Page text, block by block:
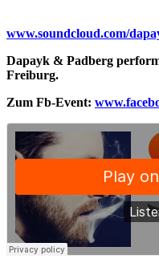
www.soundcloud.com/
Dapayk & Padberg
Freiburg.
Zum Fb-Event: